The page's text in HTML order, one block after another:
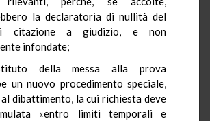
la declaratoria di nullità del
citazione a giudizio, e non
infondate;
della messa alla prova
un nuovo procedimento speciale,
dibattimento, la cui richiesta deve
«entro limiti temporali e